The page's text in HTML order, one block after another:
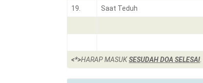
19. Saat Teduh
<*>HARAP MASUKSESUDAH DOA SELESAI